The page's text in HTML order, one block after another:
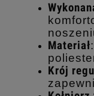
Materiał
Krój